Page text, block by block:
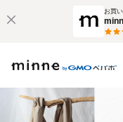
お買